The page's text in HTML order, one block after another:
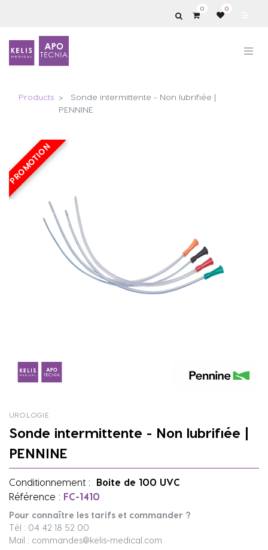
0 0
Products
Sonde intermittente - Non lubrifiée |
PENNINE
PROMOTION
UROLOGIE
Sonde intermittente - Non lubrifiée |
PENNINE
Conditionnement :
Boite de 100 UVC
Référence : FC-1410
Pour connaître les tarifs et commander ?
Tél : 04 42 18 52 00
Mail : commandes@kelis-medical.com